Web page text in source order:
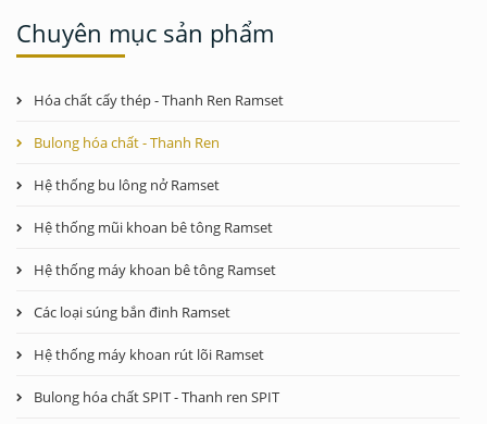
Chuyên mục sản phẩm
Hóa chất cấy thép - Thanh Ren Ramset
Bulong hóa chất - Thanh Ren
Hệ thống bu lông nở Ramset
Hệ thống mũi khoan bê tông Ramset
Hệ thống máy khoan bê tông Ramset
Các loại súng bắn đinh Ramset
Hệ thống máy khoan rút lõi Ramset
Bulong hóa chất SPIT - Thanh ren SPIT